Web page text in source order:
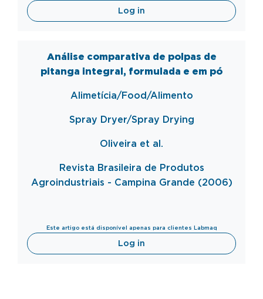
Log in
Análise comparativa de polpas de
pitanga integral, formulada e em pó
Alimetícia/Food/Alimento
Spray Dryer/Spray Drying
Oliveira et al.
Revista Brasileira de Produtos
Agroindustriais - Campina Grande (2006)
Este artigo está disponível apenas para clientes Labmaq
Log in